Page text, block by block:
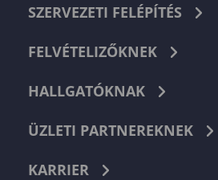
SZERVEZETI FELÉPÍTÉS
FELVÉTELIZŐKNEK
HALLGATÓKNAK
ÜZLETI PARTNEREKNEK
KARRIER